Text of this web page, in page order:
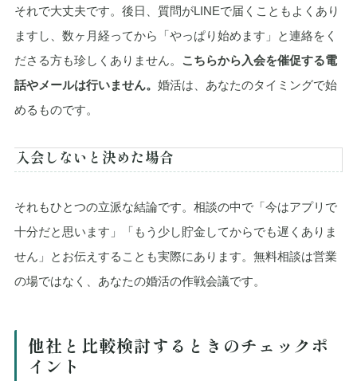
それで大丈夫です。後日、質問がLINEで届くこともよくあり
ますし、数ヶ月経ってから「やっぱり始めます」と連絡をく
ださる方も珍しくありません。 こちらから入会を催促する電
話やメールは行いません。 婚活は、あなたのタイミングで始
めるものです。
入会しないと決めた場合
それもひとつの立派な結論です。相談の中で「今はアプリで
十分だと思います」「もう少し貯金してからでも遅くありま
せん」とお伝えすることも実際にあります。無料相談は営業
の場ではなく、あなたの婚活の作戦会議です。
他社と比較検討するときのチェックポ
イント